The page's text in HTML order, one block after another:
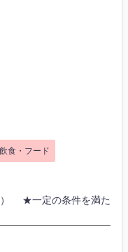
飲食・フード
） ★一定の条件を満た